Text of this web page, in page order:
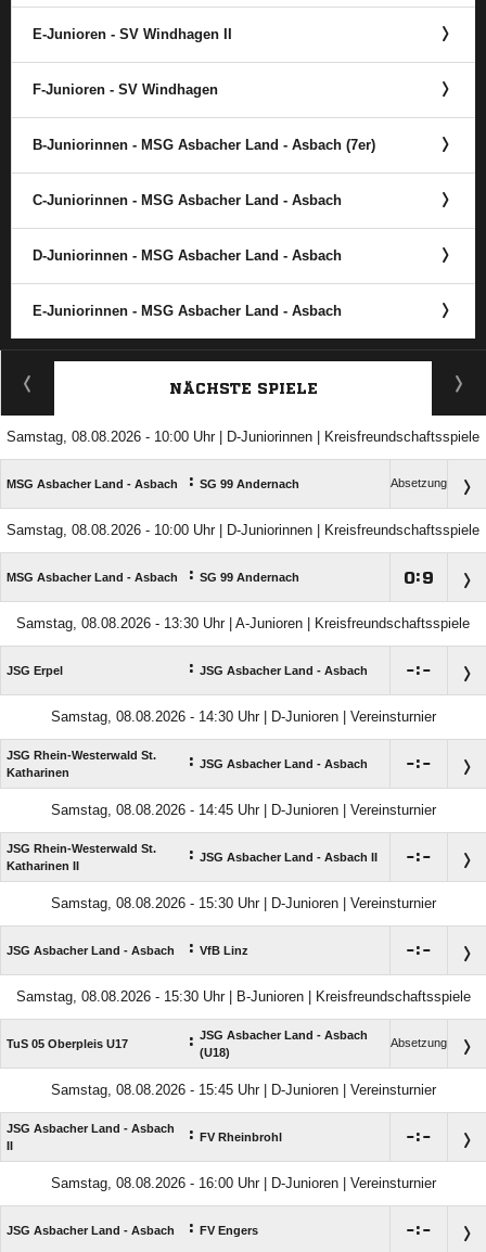
E-Junioren - SV Windhagen II
F-Junioren - SV Windhagen
B-Juniorinnen - MSG Asbacher Land - Asbach (7er)
C-Juniorinnen - MSG Asbacher Land - Asbach
D-Juniorinnen - MSG Asbacher Land - Asbach
E-Juniorinnen - MSG Asbacher Land - Asbach
ANZEIGE
NÄCHSTE SPIELE
Samstag, 08.08.2026 - 10:00 Uhr | D-Juniorinnen | Kreisfreundschaftsspiele
MSG Asbacher Land - Asbach : SG 99 Andernach Absetzung
Samstag, 08.08.2026 - 10:00 Uhr | D-Juniorinnen | Kreisfreundschaftsspiele
MSG Asbacher Land - Asbach : SG 99 Andernach :
Samstag, 08.08.2026 - 13:30 Uhr | A-Junioren | Kreisfreundschaftsspiele
JSG Erpel : JSG Asbacher Land - Asbach :
Samstag, 08.08.2026 - 14:30 Uhr | D-Junioren | Vereinsturnier
JSG Rhein-Westerwald St.
Katharinen
: JSG Asbacher Land - Asbach :
Samstag, 08.08.2026 - 14:45 Uhr | D-Junioren | Vereinsturnier
JSG Rhein-Westerwald St.
Katharinen II
: JSG Asbacher Land - Asbach II :
Samstag, 08.08.2026 - 15:30 Uhr | D-Junioren | Vereinsturnier
JSG Asbacher Land - Asbach : VfB Linz :
Samstag, 08.08.2026 - 15:30 Uhr | B-Junioren | Kreisfreundschaftsspiele
TuS 05 Oberpleis U17 : JSG Asbacher Land - Asbach
(U18)
Absetzung
Samstag, 08.08.2026 - 15:45 Uhr | D-Junioren | Vereinsturnier
JSG Asbacher Land - Asbach
II
: FV Rheinbrohl :
Samstag, 08.08.2026 - 16:00 Uhr | D-Junioren | Vereinsturnier
JSG Asbacher Land - Asbach : FV Engers :